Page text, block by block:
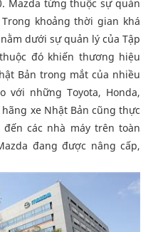
Mazda từng thuộc sự quản
khoảng thời gian khá
dưới sự quản lý của Tập
đó khiến thương hiệu
Bản trong mắt của nhiều
với những Toyota, Honda,
xe Nhật Bản cũng thực
các nhà máy trên toàn
đang được nâng cấp,